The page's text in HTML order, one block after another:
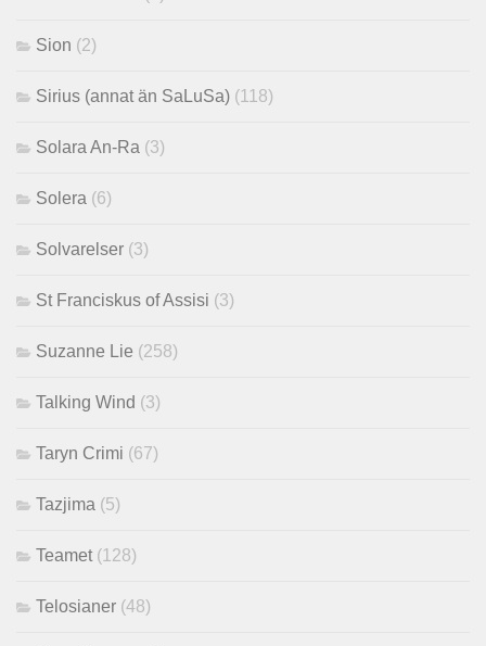
Sion (2)
Sirius (annat än SaLuSa) (118)
Solara An-Ra (3)
Solera (6)
Solvarelser (3)
St Franciskus of Assisi (3)
Suzanne Lie (258)
Talking Wind (3)
Taryn Crimi (67)
Tazjima (5)
Teamet (128)
Telosianer (48)